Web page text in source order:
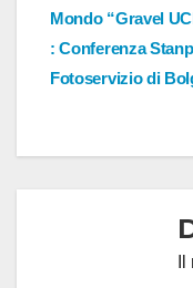
articoli
Mondo “Gravel
: Conferenza
Fotoservizio di